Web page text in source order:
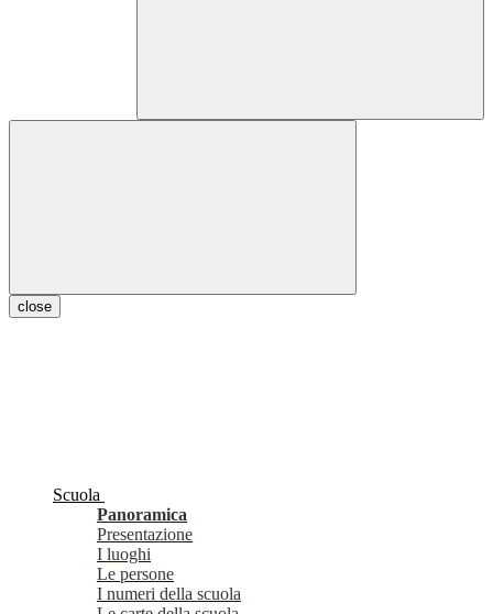
close
Scuola
Panoramica
Presentazione
I luoghi
Le persone
I numeri della scuola